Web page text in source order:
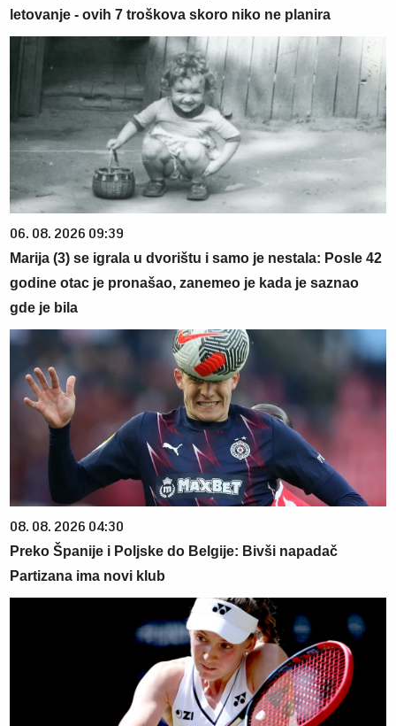
letovanje - ovih 7 troškova skoro niko ne planira
06. 08. 2026 09:39
Marija (3) se igrala u dvorištu i samo je nestala: Posle 42
godine otac je pronašao, zanemeo je kada je saznao
gde je bila
08. 08. 2026 04:30
Preko Španije i Poljske do Belgije: Bivši napadač
Partizana ima novi klub